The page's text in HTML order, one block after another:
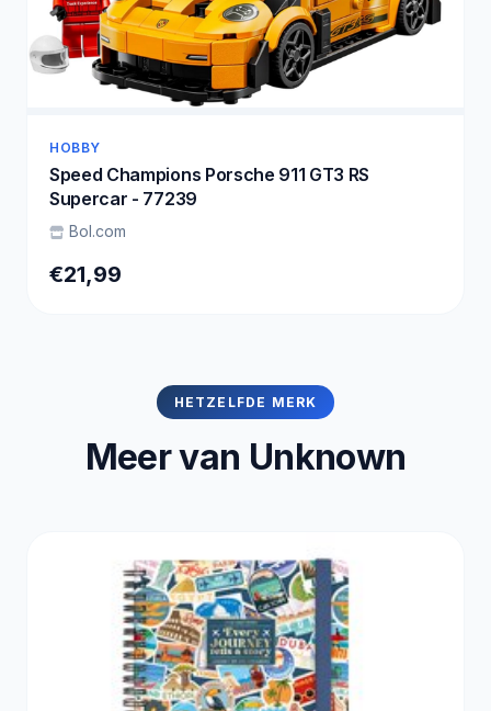
HOBBY
Speed Champions Porsche 911 GT3 RS
Supercar - 77239
Bol.com
€21,99
HETZELFDE MERK
Meer van Unknown